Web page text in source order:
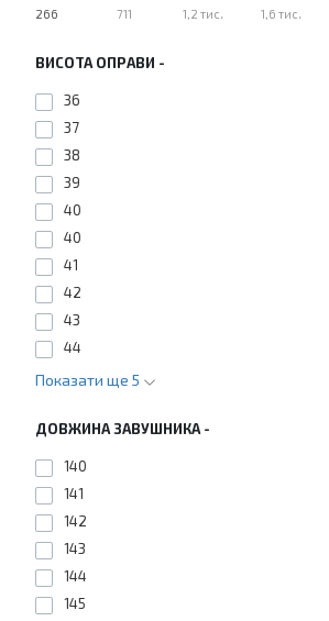
266 711 1,2 тис. 1,6 тис.
ВИСОТА ОПРАВИ -
36
37
38
39
40
40
41
42
43
44
Показати ще 5
ДОВЖИНА ЗАВУШНИКА -
140
141
142
143
144
145